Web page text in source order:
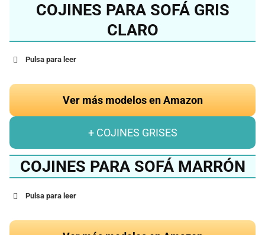
COJINES PARA SOFÁ GRIS
CLARO
Pulsa para leer
Ver más modelos en Amazon
+ COJINES GRISES
COJINES PARA SOFÁ MARRÓN
Pulsa para leer